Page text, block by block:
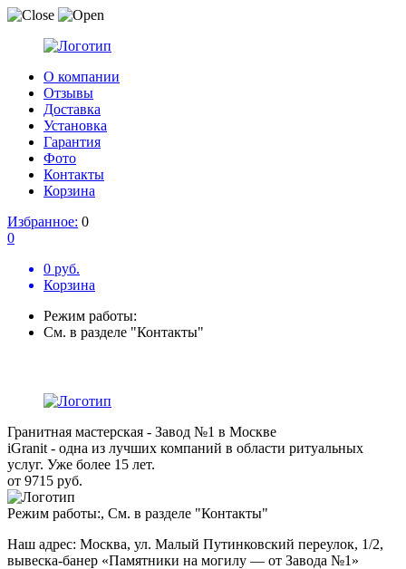
О компании
Отзывы
Доставка
Установка
Гарантия
Фото
Контакты
Корзина
Избранное: 0
0
0 руб.
Корзина
Режим работы:
См. в разделе "Контакты"
Гранитная мастерская - Завод №1 в Москве
iGranit - одна из лучших компаний в области ритуальных
услуг. Уже более 15 лет.
от 9715 руб.
Режим работы:, См. в разделе "Контакты"
Наш адрес: Москва, ул. Малый Путинковский переулок, 1/2,
вывеска-банер «Памятники на могилу — от Завода №1»